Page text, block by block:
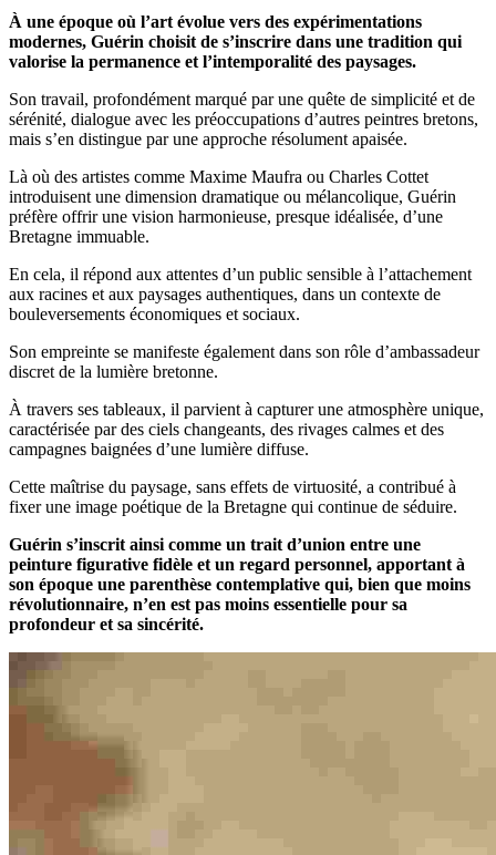
À une époque où l’art évolue vers des expérimentations
modernes, Guérin choisit de s’inscrire dans une tradition qui
valorise la permanence et l’intemporalité des paysages.
Son travail, profondément marqué par une quête de simplicité et de
sérénité, dialogue avec les préoccupations d’autres peintres bretons,
mais s’en distingue par une approche résolument apaisée.
Là où des artistes comme Maxime Maufra ou Charles Cottet
introduisent une dimension dramatique ou mélancolique, Guérin
préfère offrir une vision harmonieuse, presque idéalisée, d’une
Bretagne immuable.
En cela, il répond aux attentes d’un public sensible à l’attachement
aux racines et aux paysages authentiques, dans un contexte de
bouleversements économiques et sociaux.
Son empreinte se manifeste également dans son rôle d’ambassadeur
discret de la lumière bretonne.
À travers ses tableaux, il parvient à capturer une atmosphère unique,
caractérisée par des ciels changeants, des rivages calmes et des
campagnes baignées d’une lumière diffuse.
Cette maîtrise du paysage, sans effets de virtuosité, a contribué à
fixer une image poétique de la Bretagne qui continue de séduire.
Guérin s’inscrit ainsi comme un trait d’union entre une
peinture figurative fidèle et un regard personnel, apportant à
son époque une parenthèse contemplative qui, bien que moins
révolutionnaire, n’en est pas moins essentielle pour sa
profondeur et sa sincérité.